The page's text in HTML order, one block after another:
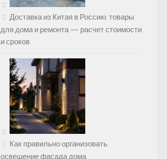
Доставка из Китая в Россию: товары
для дома и ремонта — расчет стоимости
и сроков
Как правильно организовать
освещение фасада дома